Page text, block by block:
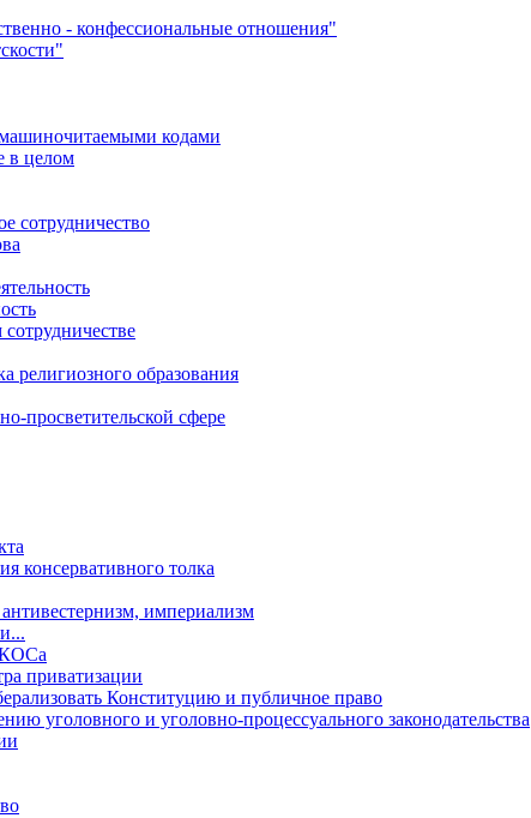
- конфессиональные отношения"
кодами
в целом
сотрудничество
религиозного образования
просветительской сфере
консервативного толка
империализм
приватизации
Конституцию и публичное право
уголовного и уголовно-процессуального законодательства